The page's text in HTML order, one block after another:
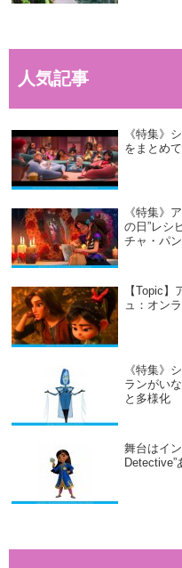
人気記事
《特集》
をまとめ
《特集》
の日”レシ
チャ・パ
【Topic
ュ：オン
《特集》
ランがい
と多様化
舞台はイ
Detective”